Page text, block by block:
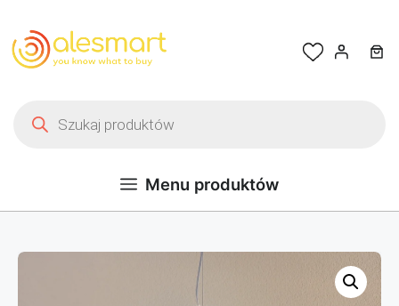
Menu produktów